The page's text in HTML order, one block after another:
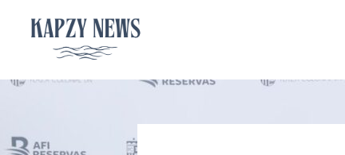
contenu